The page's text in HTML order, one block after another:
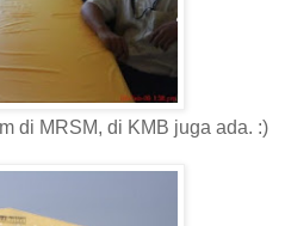
di MRSM, di KMB juga ada. :)